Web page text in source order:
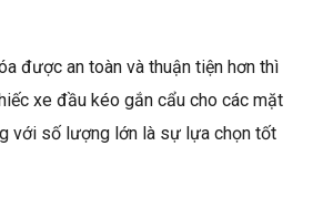
được an toàn và thuận tiện hơn thì
xe đầu kéo gắn cẩu cho các mặt
với số lượng lớn là sự lựa chọn tốt